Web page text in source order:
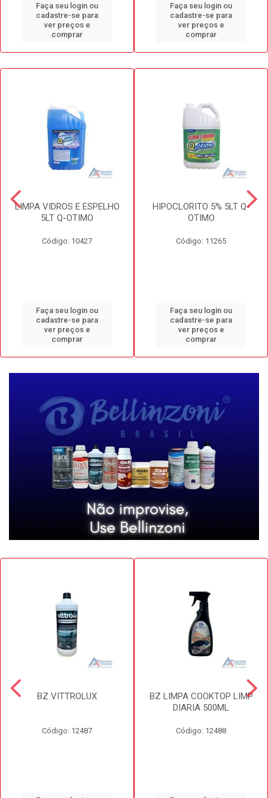
Faça seu login ou
cadastre-se para
ver preços e
comprar
Faça seu login ou
cadastre-se para
ver preços e
comprar
LIMPA VIDROS E ESPELHO
5LT Q-OTIMO
Código: 10427
Faça seu login ou
cadastre-se para
ver preços e
comprar
HIPOCLORITO 5% 5LT Q-
OTIMO
Código: 11265
Faça seu login ou
cadastre-se para
ver preços e
comprar
BZ VITTROLUX
Código: 12487
BZ LIMPA COOKTOP LIMP
DIARIA 500ML
Código: 12488